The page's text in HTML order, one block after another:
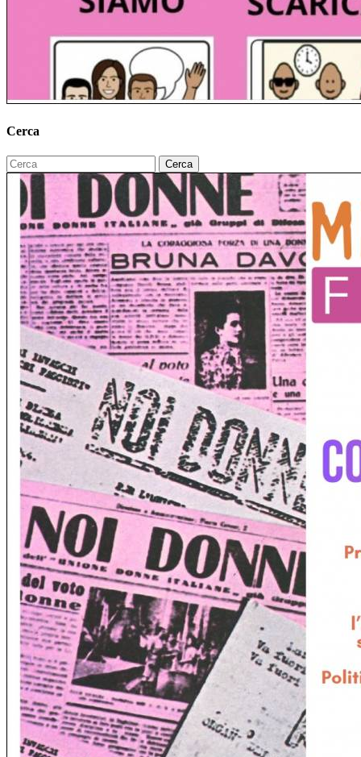
Cerca